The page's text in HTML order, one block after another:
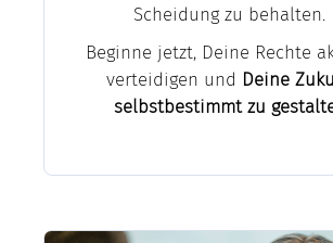
Scheidung zu behalten.
Beginne jetzt, Deine Rechte
verteidigen und Deine
selbstbestimmt zu